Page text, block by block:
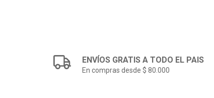
ENVÍOS GRATIS A TODO EL PAIS
En compras desde $ 80.000